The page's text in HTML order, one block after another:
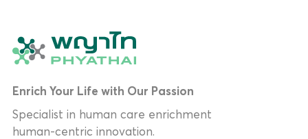
Enrich Your Life with Our Passion
Specialist in human care enrichment
human-centric innovation.